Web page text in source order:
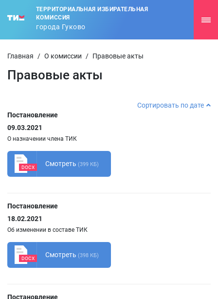
ТЕРРИТОРИАЛЬНАЯ ИЗБИРАТЕЛЬНАЯ
КОМИССИЯ
города Гуково
Главная / О комиссии / Правовые акты
Правовые акты
Сортировать по дате
Постановление
09.03.2021
О назначении члена ТИК
DOCX Смотреть (399 КБ)
Постановление
18.02.2021
Об изменении в составе ТИК
DOCX Смотреть (398 КБ)
Постановление